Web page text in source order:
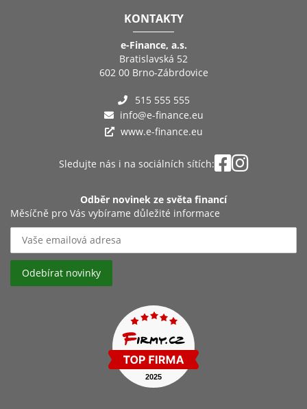
KONTAKTY
e-Finance, a.s.
Bratislavská 52
602 00 Brno-Zábrdovice
515 555 555
info@e-finance.eu
www.e-finance.eu
Sledujte nás i na sociálních sítích:
Odběr novinek ze světa financí
Měsíčně pro Vás vybírame důležité informace